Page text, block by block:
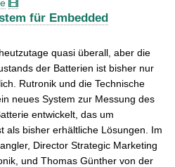
für Embedded
quasi überall, aber die
der Batterien ist bisher nur
Rutronik und die Technische
neues System zur Messung des
entwickelt, das um
als bisher erhältliche Lösungen. Im
Director Strategic Marketing
und Thomas Günther von der